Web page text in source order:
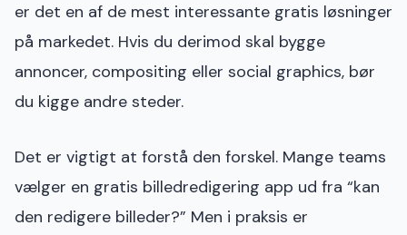
er det en af de mest interessante gratis løsninger
på markedet. Hvis du derimod skal bygge
annoncer, compositing eller social graphics, bør
du kigge andre steder.
Det er vigtigt at forstå den forskel. Mange teams
vælger en gratis billedredigering app ud fra “kan
den redigere billeder?” Men i praksis er